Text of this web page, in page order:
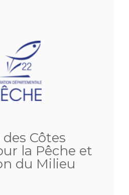
Côtes
la Pêche et
du Milieu